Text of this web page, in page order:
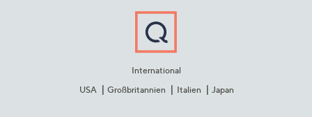
International
USA
Großbritannien Italien Japan